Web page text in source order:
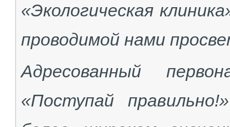
«Экологическая
проводимой нами
Адресованный
«Поступай